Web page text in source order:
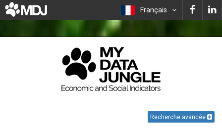
Français
Recherche avancée